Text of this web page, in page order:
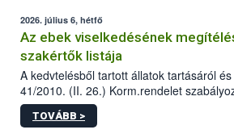
2026. július 6, hétfő
Az ebek viselkedésének
szakértők listája
A kedvtelésből tartott állatok tartásáról
41/2010. (II. 26.) Korm.rendelet
sérülés, illetve ennek veszélye
hatósági feladatokat, valamint a
TOVÁBB >